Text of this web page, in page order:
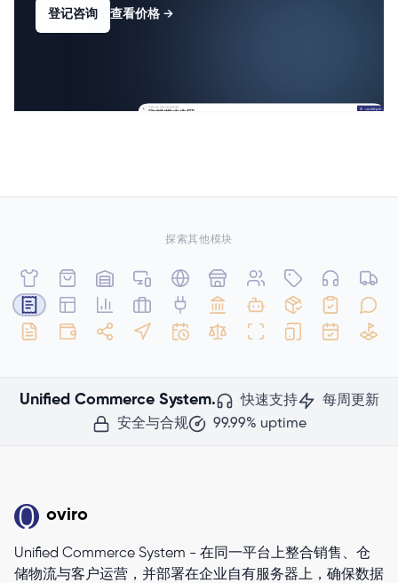
登记咨询 查看价格 →
探索其他模块
Unified Commerce System. 快速支持
每周更新
安全与合规
99.99% uptime
oviro
Unified Commerce System - 在同一平台上整合销售、仓
储物流与客户运营，并部署在企业自有服务器上，确保数据